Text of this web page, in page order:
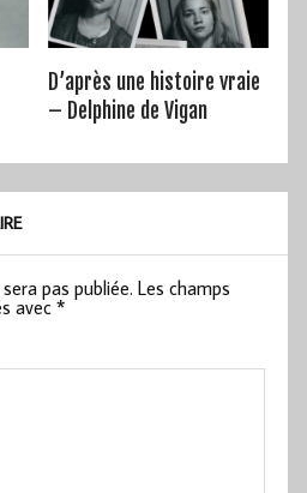
D’après une histoire vraie
– Delphine de Vigan
pas publiée. Les champs
avec*